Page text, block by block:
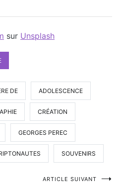
sur Unsplash
DE ADOLESCENCE
CRÉATION
GEORGES PEREC
SOUVENIRS
ARTICLE SUIVANT